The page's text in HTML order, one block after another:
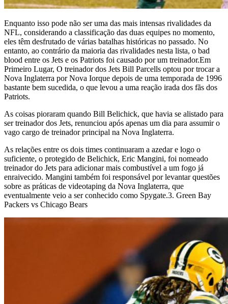
Enquanto isso pode não ser uma das mais intensas rivalidades da
NFL, considerando a classificação das duas equipes no momento,
eles têm desfrutado de várias batalhas históricas no passado. No
entanto, ao contrário da maioria das rivalidades nesta lista, o bad
blood entre os Jets e os Patriots foi causado por um treinador.Em
Primeiro Lugar, O treinador dos Jets Bill Parcells optou por trocar a
Nova Inglaterra por Nova Iorque depois de uma temporada de 1996
bastante bem sucedida, o que levou a uma reação irada dos fãs dos
Patriots.
As coisas pioraram quando Bill Belichick, que havia se alistado para
ser treinador dos Jets, renunciou após apenas um dia para assumir o
vago cargo de treinador principal na Nova Inglaterra.
As relações entre os dois times continuaram a azedar e logo o
suficiente, o protegido de Belichick, Eric Mangini, foi nomeado
treinador do Jets para adicionar mais combustível a um fogo já
enraivecido. Mangini também foi responsável por levantar questões
sobre as práticas de videotaping da Nova Inglaterra, que
eventualmente veio a ser conhecido como Spygate.3. Green Bay
Packers vs Chicago Bears